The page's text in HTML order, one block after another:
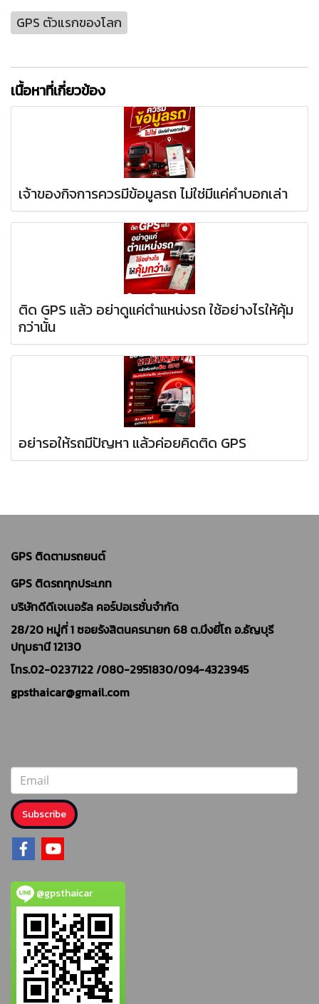
GPS ตัวแรกของโลก
เนื้อหาที่เกี่ยวข้อง
เจ้าของกิจการควรมีข้อมูลรถ ไม่ใช่มีแค่คำบอกเล่า
ติด GPS แล้ว อย่าดูแค่ตำแหน่งรถ ใช้อย่างไรให้คุ้ม
กว่านั้น
อย่ารอให้รถมีปัญหา แล้วค่อยคิดติด GPS
GPS ติดตามรถยนต์
GPS ติดรถทุกประเภท
บริษัทดีดีเจเนอรัล คอร์ปอเรชั่นจำกัด
28/20 หมู่ที่ 1 ซอยรังสิตนครนายก 68 ต.บึงยี่โถ อ.ธัญบุรี
ปทุมธานี 12130
โทร.02-0237122 /080-2951830/094-4323945
gpsthaicar@gmail.com
Subscribe
@gpsthaicar